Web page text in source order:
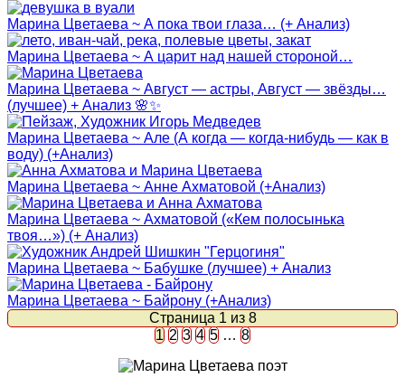
Марина Цветаева ~ А пока твои глаза… (+ Анализ)
Марина Цветаева ~ А царит над нашей стороной…
Марина Цветаева ~ Август — астры, Август — звёзды…
(лучшее) + Анализ 🌸✨
Марина Цветаева ~ Але (А когда — когда-нибудь — как в
воду) (+Анализ)
Марина Цветаева ~ Анне Ахматовой (+Анализ)
Марина Цветаева ~ Ахматовой («Кем полосынька
твоя…») (+ Анализ)
Марина Цветаева ~ Бабушке (лучшее) + Анализ
Марина Цветаева ~ Байрону (+Анализ)
Страница 1 из 8
1 2 3 4 5 … 8